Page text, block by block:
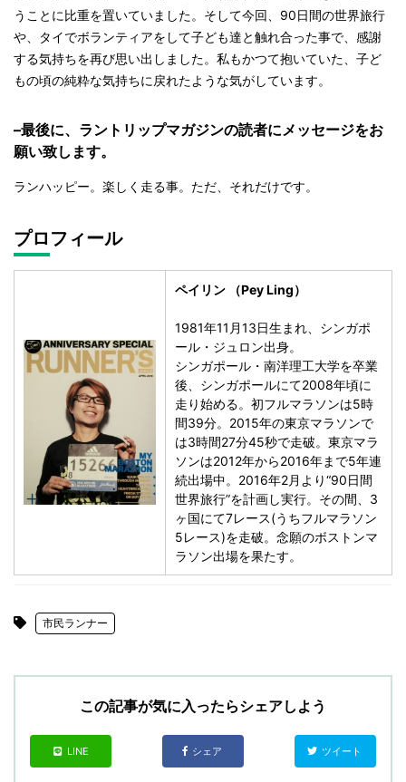
うことに比重を置いていました。そして今回、90日間の世界旅行
や、タイでボランティアをして子ども達と触れ合った事で、感謝
する気持ちを再び思い出しました。私もかつて抱いていた、子ど
もの頃の純粋な気持ちに戻れたような気がしています。
–最後に、ラントリップマガジンの読者にメッセージをお
願い致します。
ランハッピー。楽しく走る事。ただ、それだけです。
プロフィール
ペイリン （Pey Ling）
1981年11月13日生まれ、シンガポ
ール・ジュロン出身。
シンガポール・南洋理工大学を卒業
後、シンガポールにて2008年頃に
走り始める。初フルマラソンは5時
間39分。2015年の東京マラソンで
は3時間27分45秒で走破。東京マラ
ソンは2012年から2016年まで5年連
続出場中。2016年2月より“90日間
世界旅行”を計画し実行。その間、3
ヶ国にて7レース(うちフルマラソン
5レース)を走破。念願のボストンマ
ラソン出場を果たす。
市民ランナー
この記事が気に入ったらシェアしよう
LINE シェア ツイート